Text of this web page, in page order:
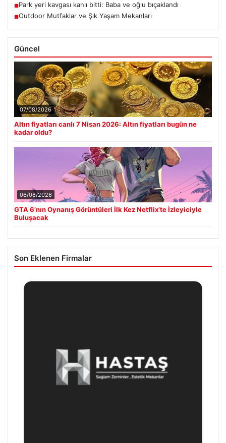
■Park yeri kavgası kanlı bitti: Baba ve oğlu bıçaklandı
■Outdoor Mutfaklar ve Şık Yaşam Mekanları
Güncel
07/08/2026
Altın fiyatları canlı 7 Nisan 2026: Altın fiyatları bugün ne
kadar oldu?
06/08/2026
GTA 6’nın Oynanış Görüntüleri İlk Kez Netflix’te İzleyiciyle
Buluşacak
Son Eklenen Firmalar